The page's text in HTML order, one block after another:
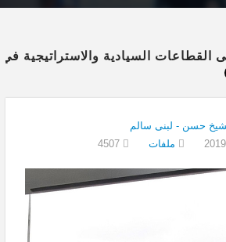
السيادية والاستراتيجية
حسن - لبنى سالم
ملفات